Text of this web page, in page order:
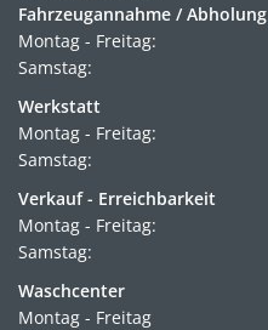
Fahrzeugannahme / Abholung
Montag - Freitag:
Samstag:
Werkstatt
Montag - Freitag:
Samstag:
Verkauf - Erreichbarkeit
Montag - Freitag:
Samstag:
Waschcenter
Montag - Freitag